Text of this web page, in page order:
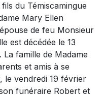
du Témiscamingue
Mary Ellen
de feu Monsieur
est décédée le 13
La famille de Madame
et amis à se
le vendredi 19 février
funéraire Robert et